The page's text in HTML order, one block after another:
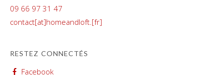
09 66 97 31 47
contact[at]homeandloft.[fr]
RESTEZ CONNECTÉS
Facebook